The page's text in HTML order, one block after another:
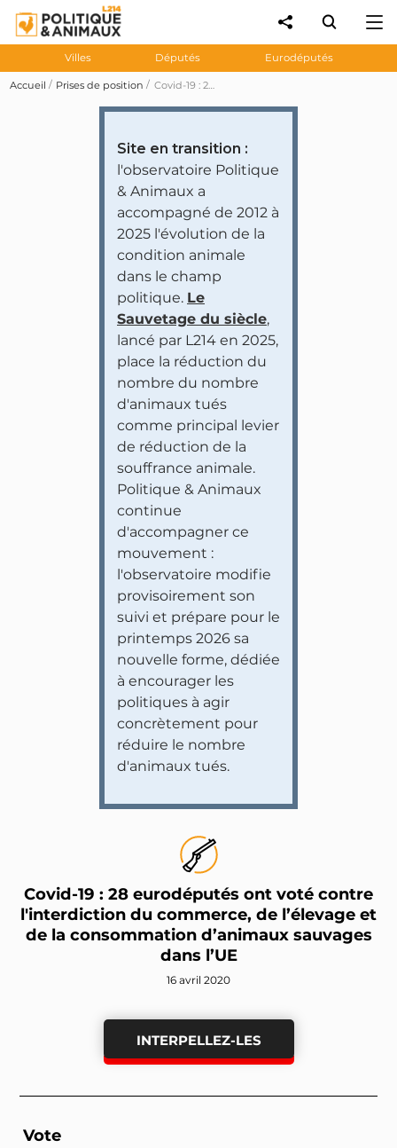
Villes Députés Eurodéputés
Accueil Prises de position Covid-19 : 28 eurodéputés ont voté contre l'interdiction du commerce, de l’élevage et de la consommation d’animaux sauvages dans l’UE
Site en transition :
l'observatoire Politique
& Animaux a
accompagné de 2012 à
2025 l'évolution de la
condition animale
dans le champ
politique. Le
Sauvetage du siècle,
lancé par L214 en 2025,
place la réduction du
nombre du nombre
d'animaux tués
comme principal levier
de réduction de la
souffrance animale.
Politique & Animaux
continue
d'accompagner ce
mouvement :
l'observatoire modifie
provisoirement son
suivi et prépare pour le
printemps 2026 sa
nouvelle forme, dédiée
à encourager les
politiques à agir
concrètement pour
réduire le nombre
d'animaux tués.
Covid-19 : 28 eurodéputés ont voté contre
l'interdiction du commerce, de l’élevage et
de la consommation d’animaux sauvages
dans l’UE
16 avril 2020
INTERPELLEZ-LES
Vote